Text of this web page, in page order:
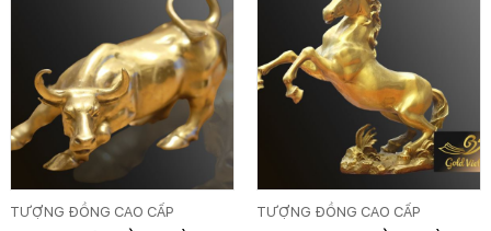
TƯỢNG ĐỒNG CAO CẤP TƯỢNG ĐỒNG CAO CẤP